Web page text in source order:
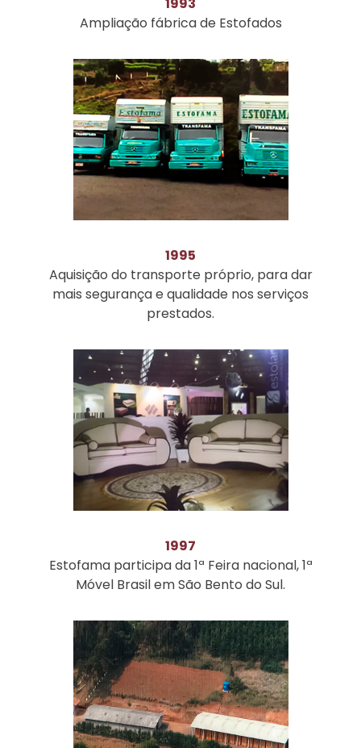
Ampliação fábrica de Estofados
1995
Aquisição do transporte próprio, para dar
mais segurança e qualidade nos serviços
prestados.
1997
Estofama participa da 1ª Feira nacional, 1ª
Móvel Brasil em São Bento do Sul.